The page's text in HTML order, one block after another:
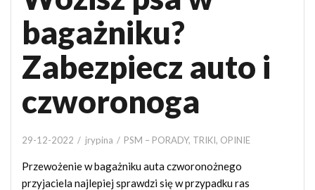
bagażniku?
Zabezpiecz auto i
czworonoga
29-12-2022 jrypina PSM – PORADY, TRIKI, OPINIE
Przewożenie w bagażniku auta czworonożnego
przyjaciela najlepiej sprawdzi się w przypadku ras